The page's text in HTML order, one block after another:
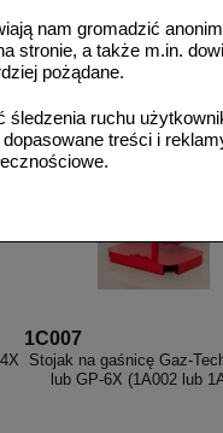
nam gromadzić
stronie, a także m.in.
pożądane.
ruchu
treści i
od 82,41 zł
67,00 zł netto
do koszyka
1C007
Stojak na gaśnicę Gaz-
lub GP-6X (1A002 lub